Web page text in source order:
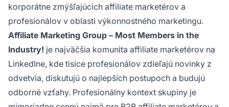
korporátne zmýšľajúcich affiliate marketérov a
profesionálov v oblasti výkonnostného marketingu.
Affiliate Marketing Group – Most Members in the
Industry! je najväčšia komunita affiliate marketérov na
LinkedIne, kde tisíce profesionálov zdieľajú novinky z
odvetvia, diskutujú o najlepších postupoch a budujú
odborné vzťahy. Profesionálny kontext skupiny je